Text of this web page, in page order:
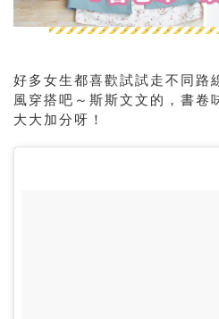
好多女生都喜歡試試走不同路
風穿搭吧～斯斯文文的，書卷
大大加分呀！